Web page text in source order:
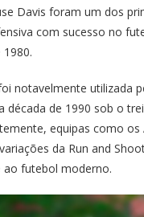
Davis foram um dos
com sucesso no
notavelmente utilizada
década de 1990 sob o
equipas como os
da Run and
ao futebol moderno.